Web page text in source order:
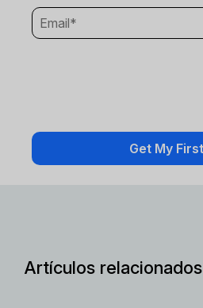
Artículos relacionados